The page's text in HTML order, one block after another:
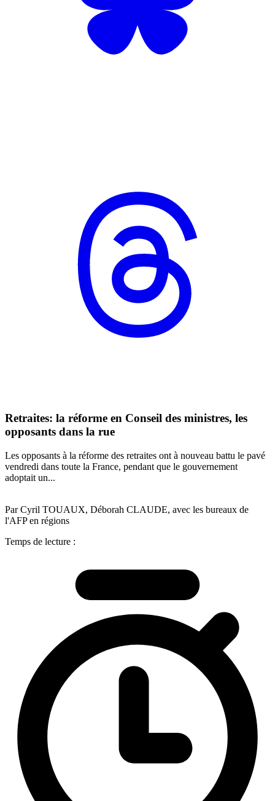
Retraites: la réforme en Conseil des ministres, les
opposants dans la rue
Les opposants à la réforme des retraites ont à nouveau battu le pavé
vendredi dans toute la France, pendant que le gouvernement
adoptait un...
Par Cyril TOUAUX, Déborah CLAUDE, avec les bureaux de
l'AFP en régions
Temps de lecture :